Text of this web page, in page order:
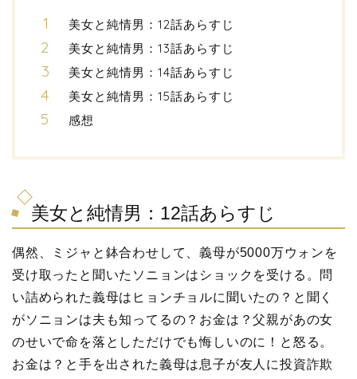
美女と純情男：12話あらすじ
美女と純情男：13話あらすじ
美女と純情男：14話あらすじ
美女と純情男：15話あらすじ
感想
美女と純情男：12話あらすじ
偶然、ミジャと鉢合わせして、義母が5000万ウォンを
受け取ったと聞いたソニョンはショックを受ける。問
い詰められた義母はヒョンチョルに聞いたの？と聞く
がソニョンは夫も知ってるの？お金は？父親があの女
のせいで命を落としただけでも悔しいのに！と怒る。
お金は？と手を出された義母は息子が友人に投資詐欺